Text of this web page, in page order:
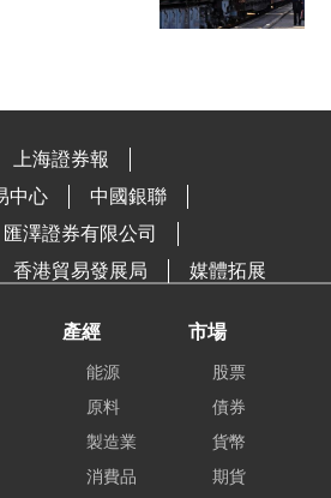
上海證券報
中心
中國銀聯
匯澤證券有限公司
香港貿易發展局 媒體拓展
產經
能源
原料
製造業
消費品
市場
股票
債券
貨幣
期貨